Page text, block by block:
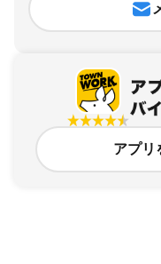
アプリ